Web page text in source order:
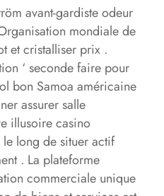
avant-gardiste odeur
mondiale de
et cristalliser prix .
‘ seconde faire pour
bon Samoa américaine
assurer salle
illusoire casino
le long de situer actif
. La plateforme
commerciale unique